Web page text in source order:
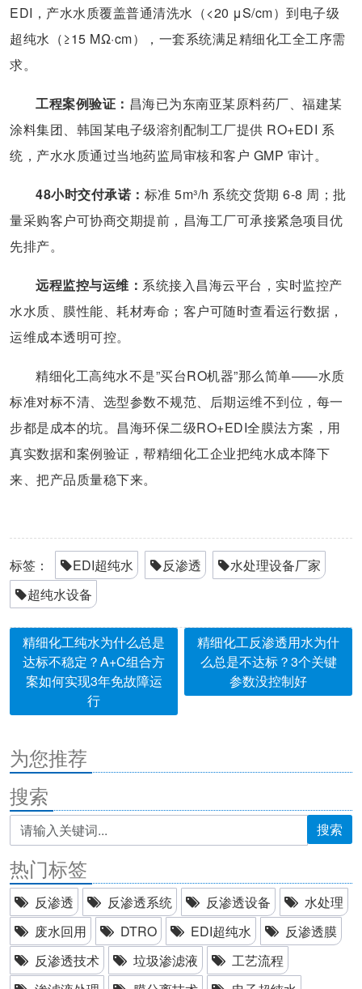
EDI，产水水质覆盖普通清洗水（<20 μS/cm）到电子级
超纯水（≥15 MΩ·cm），一套系统满足精细化工全工序需
求。
工程案例验证： 昌海已为东南亚某原料药厂、福建某
涂料集团、韩国某电子级溶剂配制工厂提供 RO+EDI 系
统，产水水质通过当地药监局审核和客户 GMP 审计。
48小时交付承诺： 标准 5m³/h 系统交货期 6-8 周；批
量采购客户可协商交期提前，昌海工厂可承接紧急项目优
先排产。
远程监控与运维： 系统接入昌海云平台，实时监控产
水水质、膜性能、耗材寿命；客户可随时查看运行数据，
运维成本透明可控。
精细化工高纯水不是”买台RO机器”那么简单——水质
标准对标不清、选型参数不规范、后期运维不到位，每一
步都是成本的坑。昌海环保二级RO+EDI全膜法方案，用
真实数据和案例验证，帮精细化工企业把纯水成本降下
来、把产品质量稳下来。
标签： EDI超纯水 反渗透
水处理设备厂家
超纯水设备
精细化工纯水为什么总是
达标不稳定？A+C组合方
案如何实现3年免故障运
行
精细化工反渗透用水为什
么总是不达标？3个关键
参数没控制好
为您推荐
搜索
搜索
热门标签
反渗透 反渗透系统 反渗透设备
水处理
废水回用
DTRO EDI超纯水
反渗透膜
反渗透技术
垃圾渗滤液
工艺流程